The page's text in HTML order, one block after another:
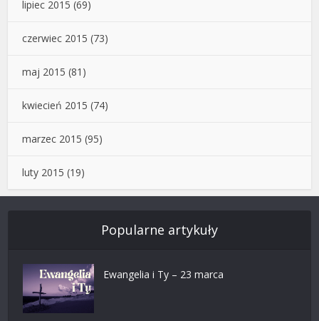
lipiec 2015 (69)
czerwiec 2015 (73)
maj 2015 (81)
kwiecień 2015 (74)
marzec 2015 (95)
luty 2015 (19)
Popularne artykuły
Ewangelia i Ty – 23 marca